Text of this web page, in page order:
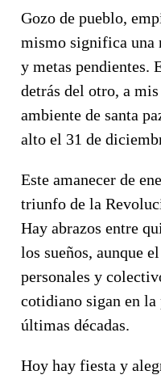
Gozo de pueblo,
mismo significa una
y metas pendientes.
detrás del otro, a
ambiente de santa
alto el 31 de
Este amanecer de
triunfo de la
Hay abrazos entre
los sueños, aunque
personales y
cotidiano sigan en la
últimas décadas.
Hoy hay fiesta y